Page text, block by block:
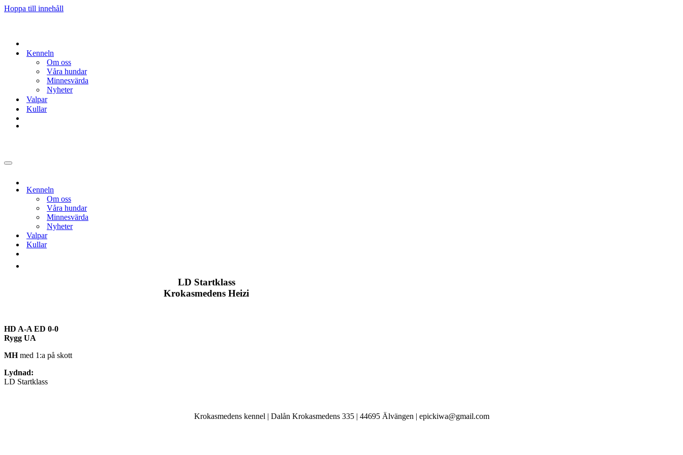
Hoppa till innehåll
Kenneln
Om oss
Våra hundar
Minnesvärda
Nyheter
Valpar
Kullar
Navigeringsmeny
Kenneln
Om oss
Våra hundar
Minnesvärda
Nyheter
Valpar
Kullar
LD Startklass
Krokasmedens Heizi
HD A-A ED 0-0
Rygg UA
MHmed 1:a på skott
Lydnad:
LD Startklass
Krokasmedens kennel | Dalån Krokasmedens 335 | 44695 Älvängen | epickiwa@gmail.com